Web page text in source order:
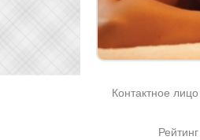
Контактное лицо
Рейтинг